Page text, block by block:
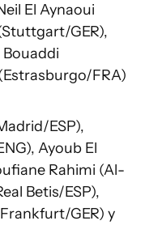
El Aynaoui
GER),
FRA)
ESP),
Ayoub El
Rahimi (Al-
Betis/ESP),
GER) y